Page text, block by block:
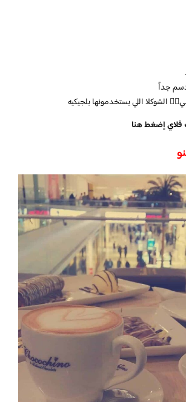
جداً
الشوكلا اللي يستخدمونها بلجيكيه
فلايإضغط هنا